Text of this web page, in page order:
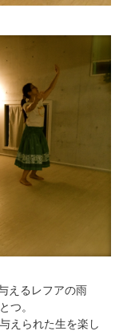
えるレフアの雨
つ。
えられた生を楽し